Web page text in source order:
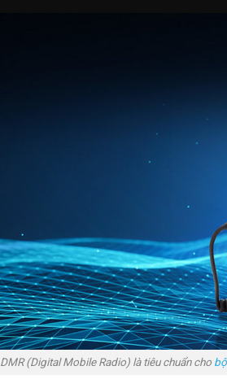
DMR (Digital Mobile Radio) là tiêu chuẩn cho